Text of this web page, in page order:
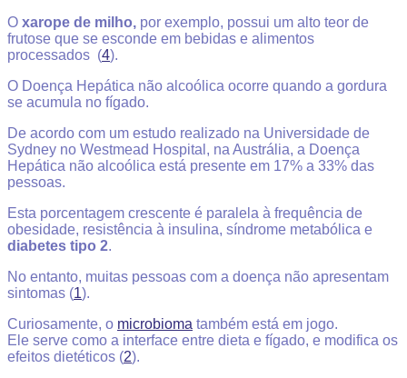
O xarope de milho, por exemplo, possui um alto teor de
frutose que se esconde em bebidas e alimentos
processados (4).
O Doença Hepática não alcoólica ocorre quando a gordura
se acumula no fígado.
De acordo com um estudo realizado na Universidade de
Sydney no Westmead Hospital, na Austrália, a Doença
Hepática não alcoólica está presente em 17% a 33% das
pessoas.
Esta porcentagem crescente é paralela à frequência de
obesidade, resistência à insulina, síndrome metabólica e
diabetes tipo 2.
No entanto, muitas pessoas com a doença não apresentam
sintomas (1).
Curiosamente, o microbioma também está em jogo.
Ele serve como a interface entre dieta e fígado, e modifica os
efeitos dietéticos (2).